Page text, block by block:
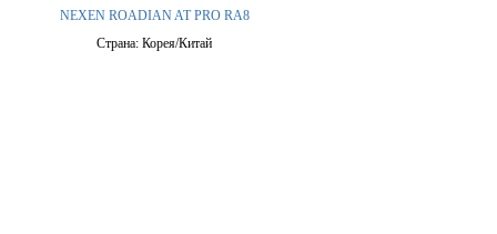
NEXEN ROADIAN AT PRO RA8
Страна: Корея/Китай